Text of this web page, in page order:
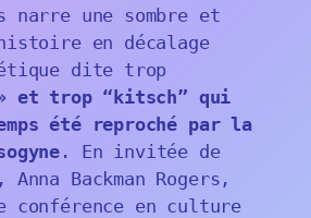
narre une sombre et
en décalage
dite trop
et trop “kitsch” qui
été reproché par la
. En invitée de
Backman Rogers,
conférence en culture